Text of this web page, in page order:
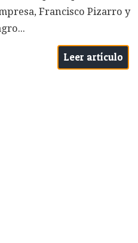
Francisco Pizarro y
Leer artículo